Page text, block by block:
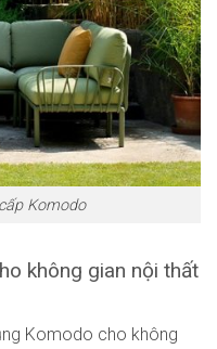
Komodo
không gian nội thất
Komodo cho không